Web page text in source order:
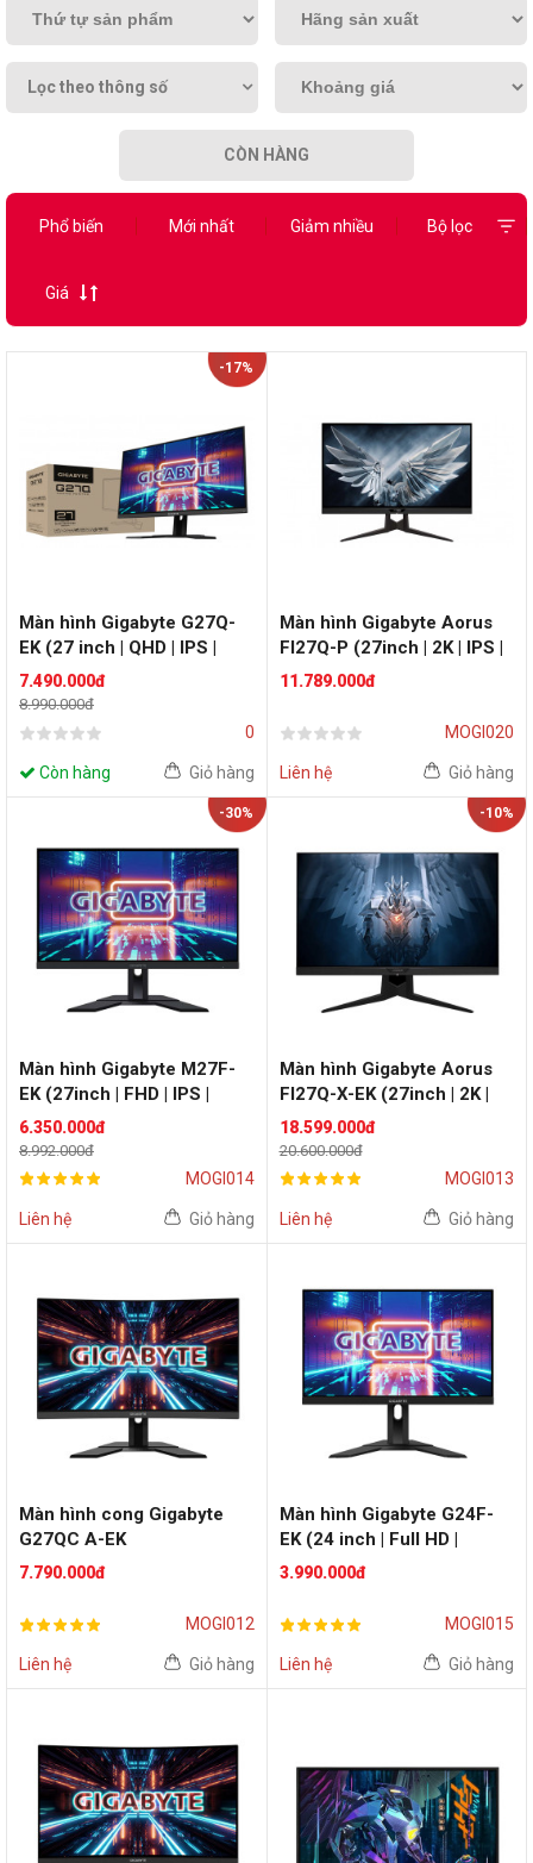
Lọc theo thông số
CÒN HÀNG
Phổ biến Mới nhất Giảm nhiều Bộ lọc
Giá
-17%
Màn hình Gigabyte G27Q-
EK (27 inch | QHD | IPS |
144Hz | FreeSync
Premium)
7.490.000đ
8.990.000đ
0
Còn hàng Giỏ hàng
Màn hình Gigabyte Aorus
FI27Q-P (27inch | 2K | IPS |
165Hz | G-Sync | FreeSync
11.789.000đ
MOGI020
Liên hệ Giỏ hàng
-30%
Màn hình Gigabyte M27F-
EK (27inch | FHD | IPS |
144Hz | FreeSync, G-Sync |
Flat)
6.350.000đ
8.992.000đ
MOGI014
Liên hệ Giỏ hàng
-10%
Màn hình Gigabyte Aorus
FI27Q-X-EK (27inch | 2K |
IPS | 240Hz | G-Sync | Flat)
18.599.000đ
20.600.000đ
MOGI013
Liên hệ Giỏ hàng
Màn hình cong Gigabyte
G27QC A-EK
(27inch/2K/VA/165Hz/G-
7.790.000đ
MOGI012
Liên hệ Giỏ hàng
Màn hình Gigabyte G24F-
EK (24 inch | Full HD |
165Hz | FreeSync
3.990.000đ
MOGI015
Liên hệ Giỏ hàng